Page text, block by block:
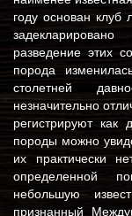
году основан
разведение этих
порода
столетней
незначительно
регистрируют
породы можно
их практически
определенной
небольшую
признанный